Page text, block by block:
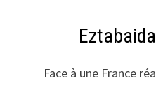
Face à une France